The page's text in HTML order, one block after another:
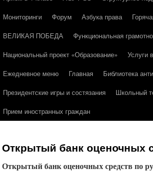
содержимому
Мониторинги
Форум Азбука права
ВЕЛИКАЯ ПОБЕДА
Функциональная
Национальный проект «Образование»
Услуги
Ежедневное меню
Главная Библиотека
Президентские игры и состязания
Школьный
Прием иностранных граждан
Открытый банк оценочных
Открытый банк оценочных средств по